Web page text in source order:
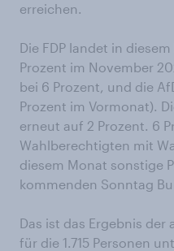
erreichen.
Die FDP landet in
Prozent im November
bei 6 Prozent, und die
Prozent im Vormonat).
erneut auf 2 Prozent. 6
Wahlberechtigten mit
diesem Monat sonstige
kommenden Sonntag
Das ist das Ergebnis
für die 1.715 Personen